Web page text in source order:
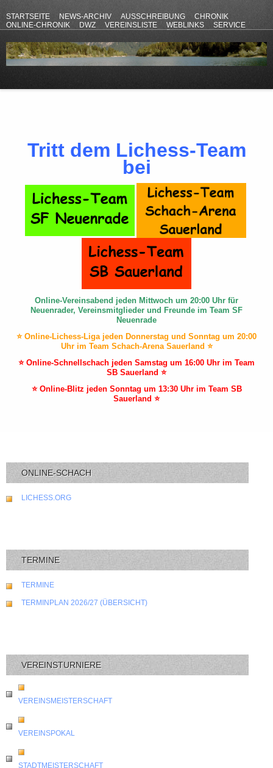
STARTSEITE NEWS-ARCHIV AUSSCHREIBUNG
CHRONIK
ONLINE-CHRONIK
DWZ VEREINSLISTE WEBLINKS
SERVICE
Tritt dem Lichess-Team
bei
Online-Vereinsabend jeden Mittwoch um 20:00 Uhr für
Neuenrader, Vereinsmitglieder und Freunde im Team SF
Neuenrade
⭐ Online-Lichess-Liga jeden Donnerstag und Sonntag um 20:00
Uhr im Team Schach-Arena Sauerland ⭐
⭐ Online-Schnellschach jeden Samstag um 16:00 Uhr im Team
SB Sauerland ⭐
⭐ Online-Blitz jeden Sonntag um 13:30 Uhr im Team SB
Sauerland ⭐
ONLINE-SCHACH
LICHESS.ORG
TERMINE
TERMINE
TERMINPLAN 2026/27 (ÜBERSICHT)
VEREINSTURNIERE
VEREINSMEISTERSCHAFT
VEREINSPOKAL
STADTMEISTERSCHAFT